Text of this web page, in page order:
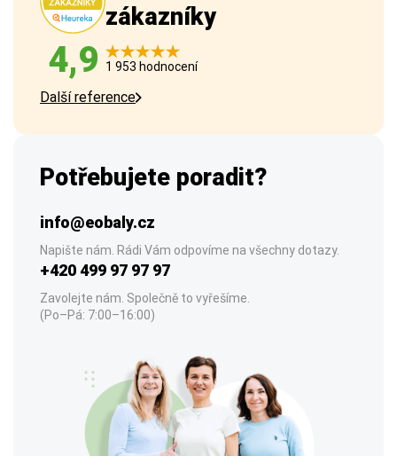
zákazníky
4,9 1 953 hodnocení
Další reference
Potřebujete poradit?
info@eobaly.cz
Napište nám. Rádi Vám odpovíme na všechny dotazy.
+420 499 97 97 97
Zavolejte nám. Společně to vyřešíme.
(Po–Pá: 7:00–16:00)